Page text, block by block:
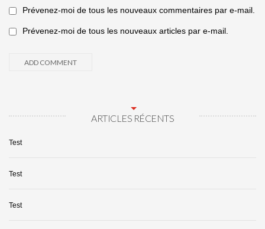
Prévenez-moi de tous les nouveaux commentaires par e-mail.
Prévenez-moi de tous les nouveaux articles par e-mail.
ARTICLES RÉCENTS
Test
Test
Test